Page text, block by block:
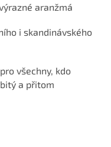
aranžmá
i skandinávského
všechny, kdo
a přitom